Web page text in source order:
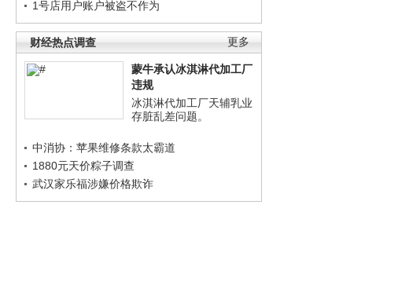
1号店用户账户被盗不作为
更多
财经热点调查
蒙牛承认冰淇淋代加工厂
违规
冰淇淋代加工厂天辅乳业
存脏乱差问题。
中消协：苹果维修条款太霸道
1880元天价粽子调查
武汉家乐福涉嫌价格欺诈